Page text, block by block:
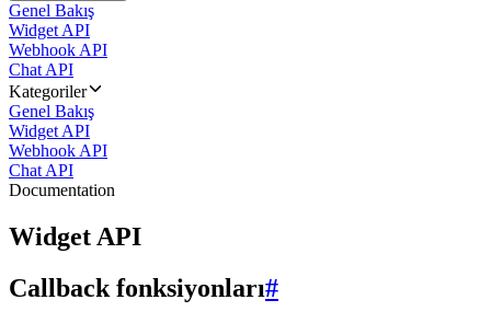
Genel Bakış
Widget API
Webhook API
Chat API
Kategoriler
Genel Bakış
Widget API
Webhook API
Chat API
Documentation
Widget API
Callback fonksiyonları#